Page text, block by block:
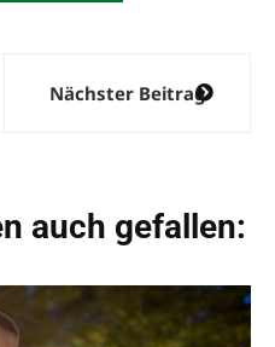
Nächster Beitrag
auch gefallen: